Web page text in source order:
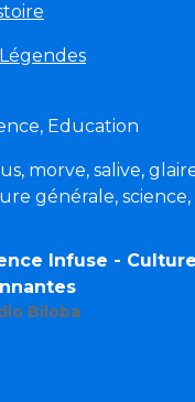
Education
morve, salive,
générale, science,
Infuse -
Biloba